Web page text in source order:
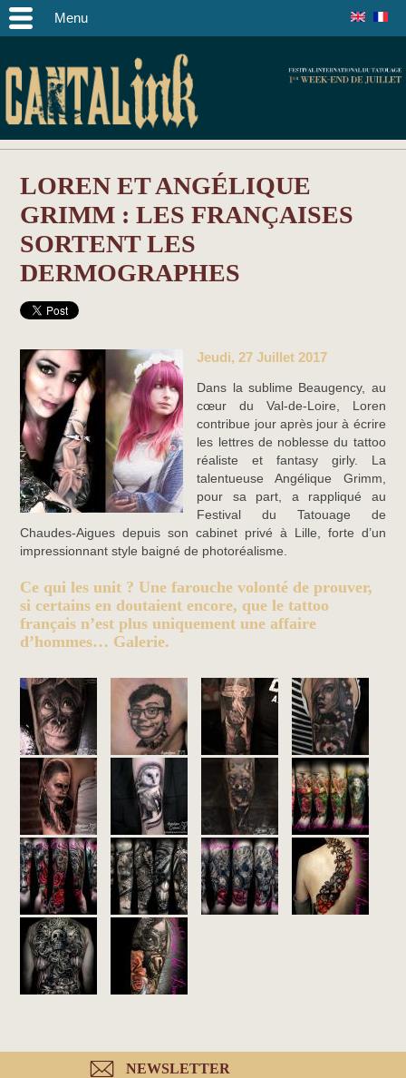
Menu
LOREN ET ANGÉLIQUE
GRIMM : LES FRANÇAISES
SORTENT LES
DERMOGRAPHES
Jeudi, 27 Juillet 2017
Dans la sublime Beaugency, au
cœur du Val-de-Loire, Loren
contribue jour après jour à écrire
les lettres de noblesse du tattoo
réaliste et fantasy girly. La
talentueuse Angélique Grimm,
pour sa part, a rappliqué au
Festival du Tatouage de
Chaudes-Aigues depuis son cabinet privé à Lille, forte d’un
impressionnant style baigné de photoréalisme.
Ce qui les unit ? Une farouche volonté de prouver,
si certains en doutaient encore, que le tattoo
français n’est plus uniquement une affaire
d’hommes… Galerie.
NEWSLETTER